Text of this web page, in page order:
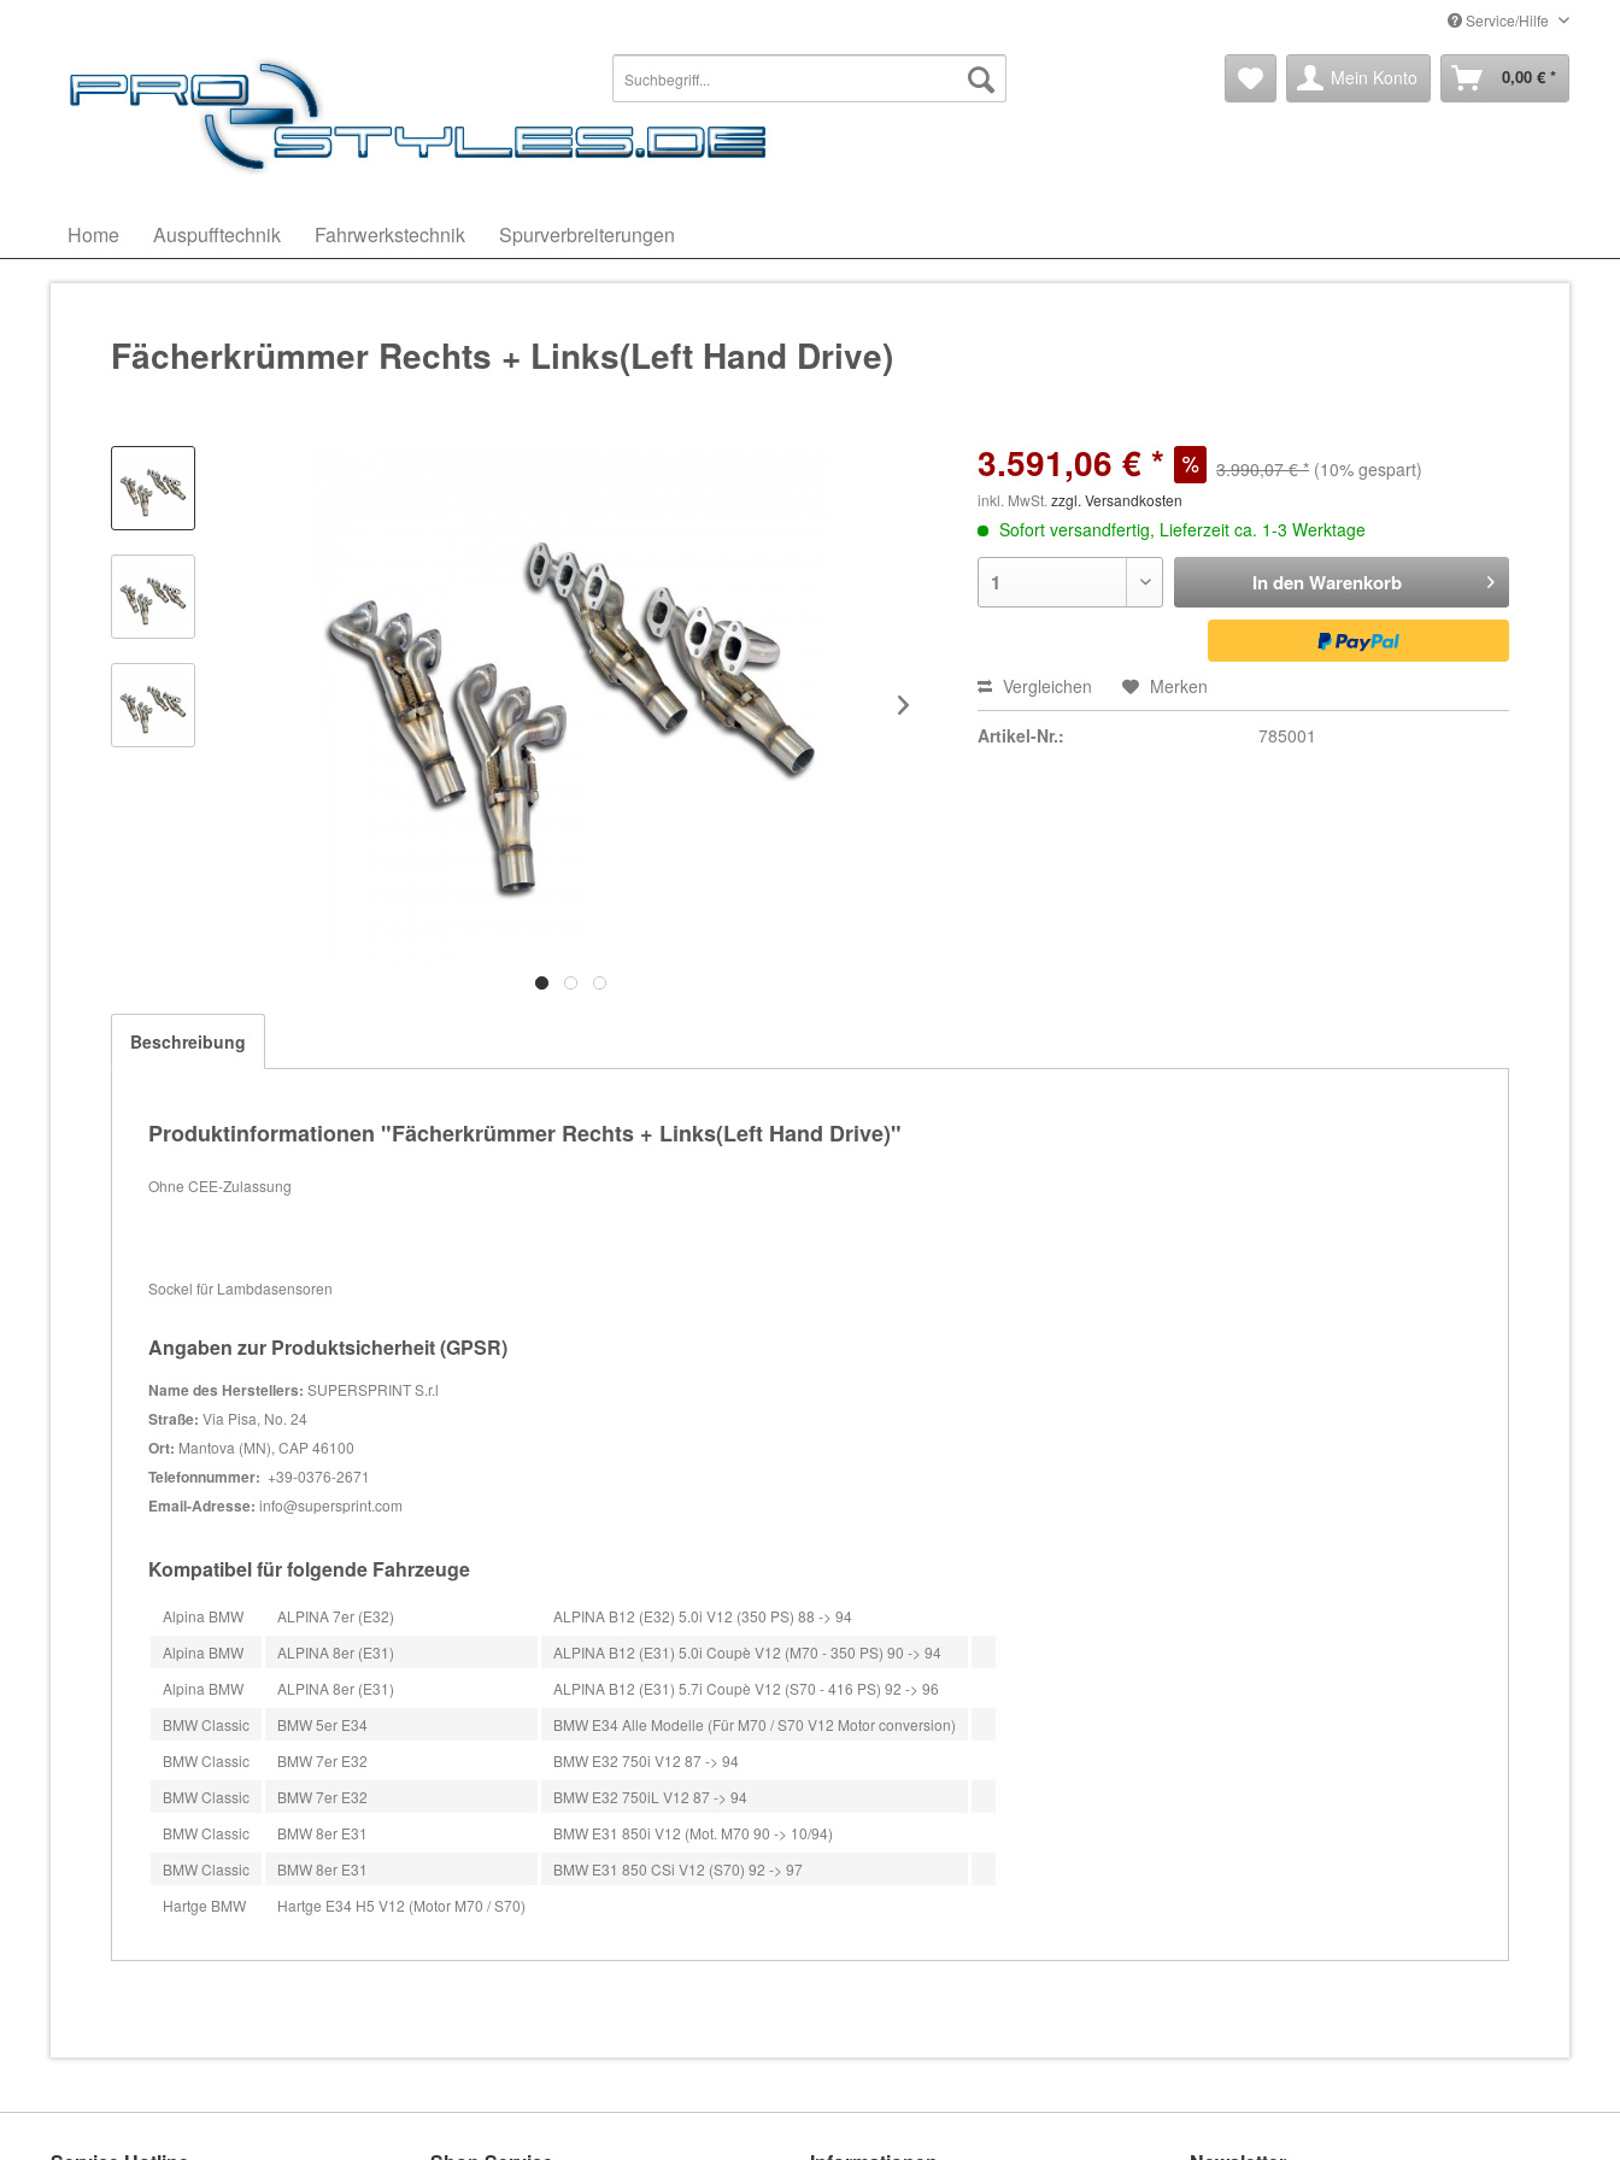
Service/Hilfe
Mein Konto 0,00 € *
Home Auspufftechnik Fahrwerkstechnik Spurverbreiterungen
Fächerkrümmer Rechts + Links(Left Hand Drive)
3.591,06 € * 3.990,07 € * (10% gespart)
inkl. MwSt.zzgl. Versandkosten
Sofort versandfertig, Lieferzeit ca. 1-3 Werktage
In den Warenkorb
Vergleichen Merken
Artikel-Nr.: 785001
Beschreibung
Produktinformationen "Fächerkrümmer Rechts + Links(Left Hand Drive)"
Ohne CEE-Zulassung
Sockel für Lambdasensoren
Angaben zur Produktsicherheit (GPSR)
Name des Herstellers: SUPERSPRINT S.r.l
Straße: Via Pisa, No. 24
Ort: Mantova (MN), CAP 46100
Telefonnummer: +39-0376-2671
Email-Adresse: info@supersprint.com
Kompatibel für folgende Fahrzeuge
Alpina BMW ALPINA 7er (E32)
ALPINA B12 (E32) 5.0i V12 (350 PS) 88 -> 94
Alpina BMW
ALPINA 8er (E31)
ALPINA B12 (E31) 5.0i Coupè V12 (M70 - 350 PS) 90 -> 94
Alpina BMW
ALPINA 8er (E31)
ALPINA B12 (E31) 5.7i Coupè V12 (S70 - 416 PS) 92 -> 96
BMW Classic
BMW 5er E34
BMW E34 Alle Modelle (Für M70 / S70 V12 Motor conversion)
BMW Classic
BMW 7er E32
BMW E32 750i V12 87 -> 94
BMW Classic
BMW 7er E32
BMW E32 750iL V12 87 -> 94
BMW Classic
BMW 8er E31
BMW E31 850i V12 (Mot. M70 90 -> 10/94)
BMW Classic
BMW 8er E31
BMW E31 850 CSi V12 (S70) 92 -> 97
Hartge BMW
Hartge E34 H5 V12 (Motor M70 / S70)